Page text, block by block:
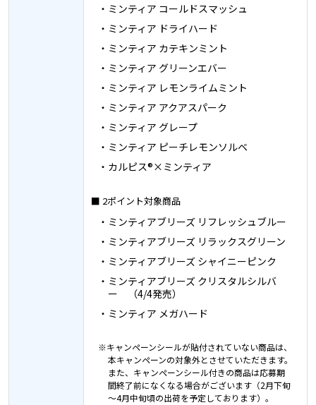
・ミンティア コールドスマッシュ
・ミンティア ドライハード
・ミンティア カテキンミント
・ミンティア グリーンエバー
・ミンティア レモンライムミント
・ミンティア アクアスパーク
・ミンティア グレープ
・ミンティア ピーチレモンソルベ
・カルピス®×ミンティア
■ 2ポイント対象商品
・ミンティアブリーズ リフレッシュブルー
・ミンティアブリーズ リラックスグリーン
・ミンティアブリーズ シャイニーピンク
・ミンティアブリーズ クリスタルシルバ
ー （4/4発売）
・ミンティア メガハード
※キャンペーンシールが貼付されていない商品は、
本キャンペーンの対象外とさせていただきます。
また、キャンペーンシール付きの商品は応募期
間終了前になくなる場合がございます（2月下旬
～4月中旬頃の出荷を予定しております）。